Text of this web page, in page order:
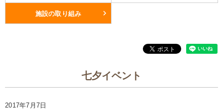
施設の取り組み
七夕イベント
2017年7月7日